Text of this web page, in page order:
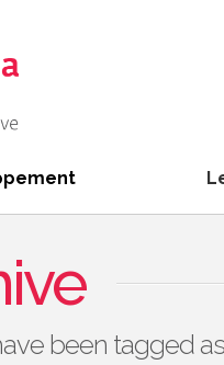
been tagged as